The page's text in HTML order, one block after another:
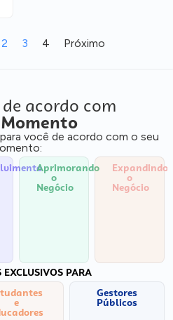
2 3 4 Próximo
acordo com
você de acordo com o seu
Aprimorando
o
Negócio
Expandindo
o
Negócio
EXCLUSIVOS PARA
e
Gestores
Públicos